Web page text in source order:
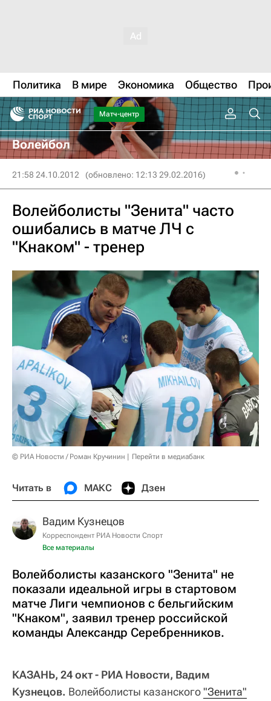
Политика В мире Экономика Общество
Матч-центр
Волейбол
21:58 24.10.2012 (обновлено: 12:13 29.02.2016)
Волейболисты "Зенита" часто
ошибались в матче ЛЧ с
"Кнаком" - тренер
© РИА Новости / Роман Кручинин Перейти в медиабанк
Читать в МАКС Дзен
Вадим Кузнецов
Корреспондент РИА Новости Спорт
Все материалы
Волейболисты казанского "Зенита" не
показали идеальной игры в стартовом
матче Лиги чемпионов с бельгийским
"Кнаком", заявил тренер российской
команды Александр Серебренников.
КАЗАНЬ, 24 окт - РИА Новости, Вадим
Кузнецов. Волейболисты казанского"Зенита"